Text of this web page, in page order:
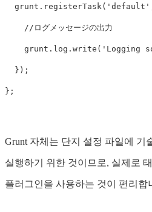
grunt . registerTask ( ' default '
//ログメッセージの出力
grunt . log . write ( ' Logging
});
};
Grunt 자체는 단지 설정 파일에 기
실행하기 위한 것이므로, 실제로
플러그인을 사용하는 것이 편리합